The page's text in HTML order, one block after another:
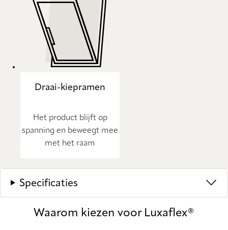
Draai-kiepramen
Het product blijft op
spanning en beweegt mee
met het raam
Specificaties
Waarom kiezen voor Luxaflex®